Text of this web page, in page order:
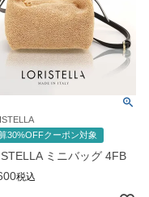
30%OFFクーポン対象
ミニバッグ 4FB
税込